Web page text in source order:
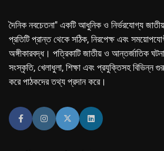
দৈনিক নবচেতনা" একটি আধুনিক ও নির্ভরযোগ্য জাতীয়
প্রতিটি প্রান্ত থেকে সঠিক, নিরপেক্ষ এবং
অঙ্গীকারবদ্ধ। পত্রিকাটি জাতীয় ও আন্তর্জাতিক
সংস্কৃতি, খেলাধুলা, শিক্ষা এবং প্রযুক্তিসহ বিভিন্ন
করে পাঠকদের তথ্য প্রদান করে।